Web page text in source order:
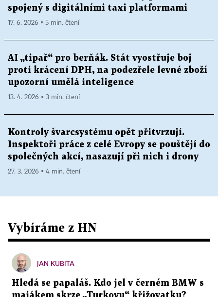
spojený s digitálními taxi platformami
17. 6. 2026 ▪ 5 min. čtení
AI „tipař“ pro berňák. Stát vyostřuje boj
proti krácení DPH, na podezřele levné zboží
upozorní umělá inteligence
13. 4. 2026 ▪ 3 min. čtení
Kontroly švarcsystému opět přitvrzují.
Inspektoři práce z celé Evropy se pouštějí do
společných akcí, nasazují při nich i drony
27. 3. 2026 ▪ 4 min. čtení
Vybíráme z HN
JAN KUBITA
Hledá se papaláš. Kdo jel v černém BMW s
majákem skrze „Turkovu“ křižovatku?